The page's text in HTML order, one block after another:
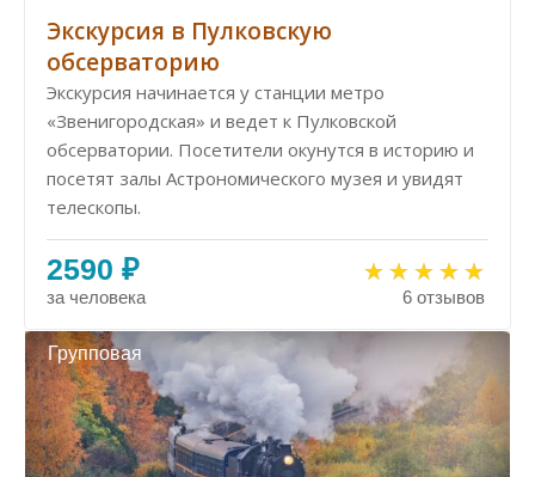
Экскурсия в Пулковскую
обсерваторию
Экскурсия начинается у станции метро
«Звенигородская» и ведет к Пулковской
обсерватории. Посетители окунутся в историю и
посетят залы Астрономического музея и увидят
телескопы.
2590 ₽
за человека 6 отзывов
Групповая